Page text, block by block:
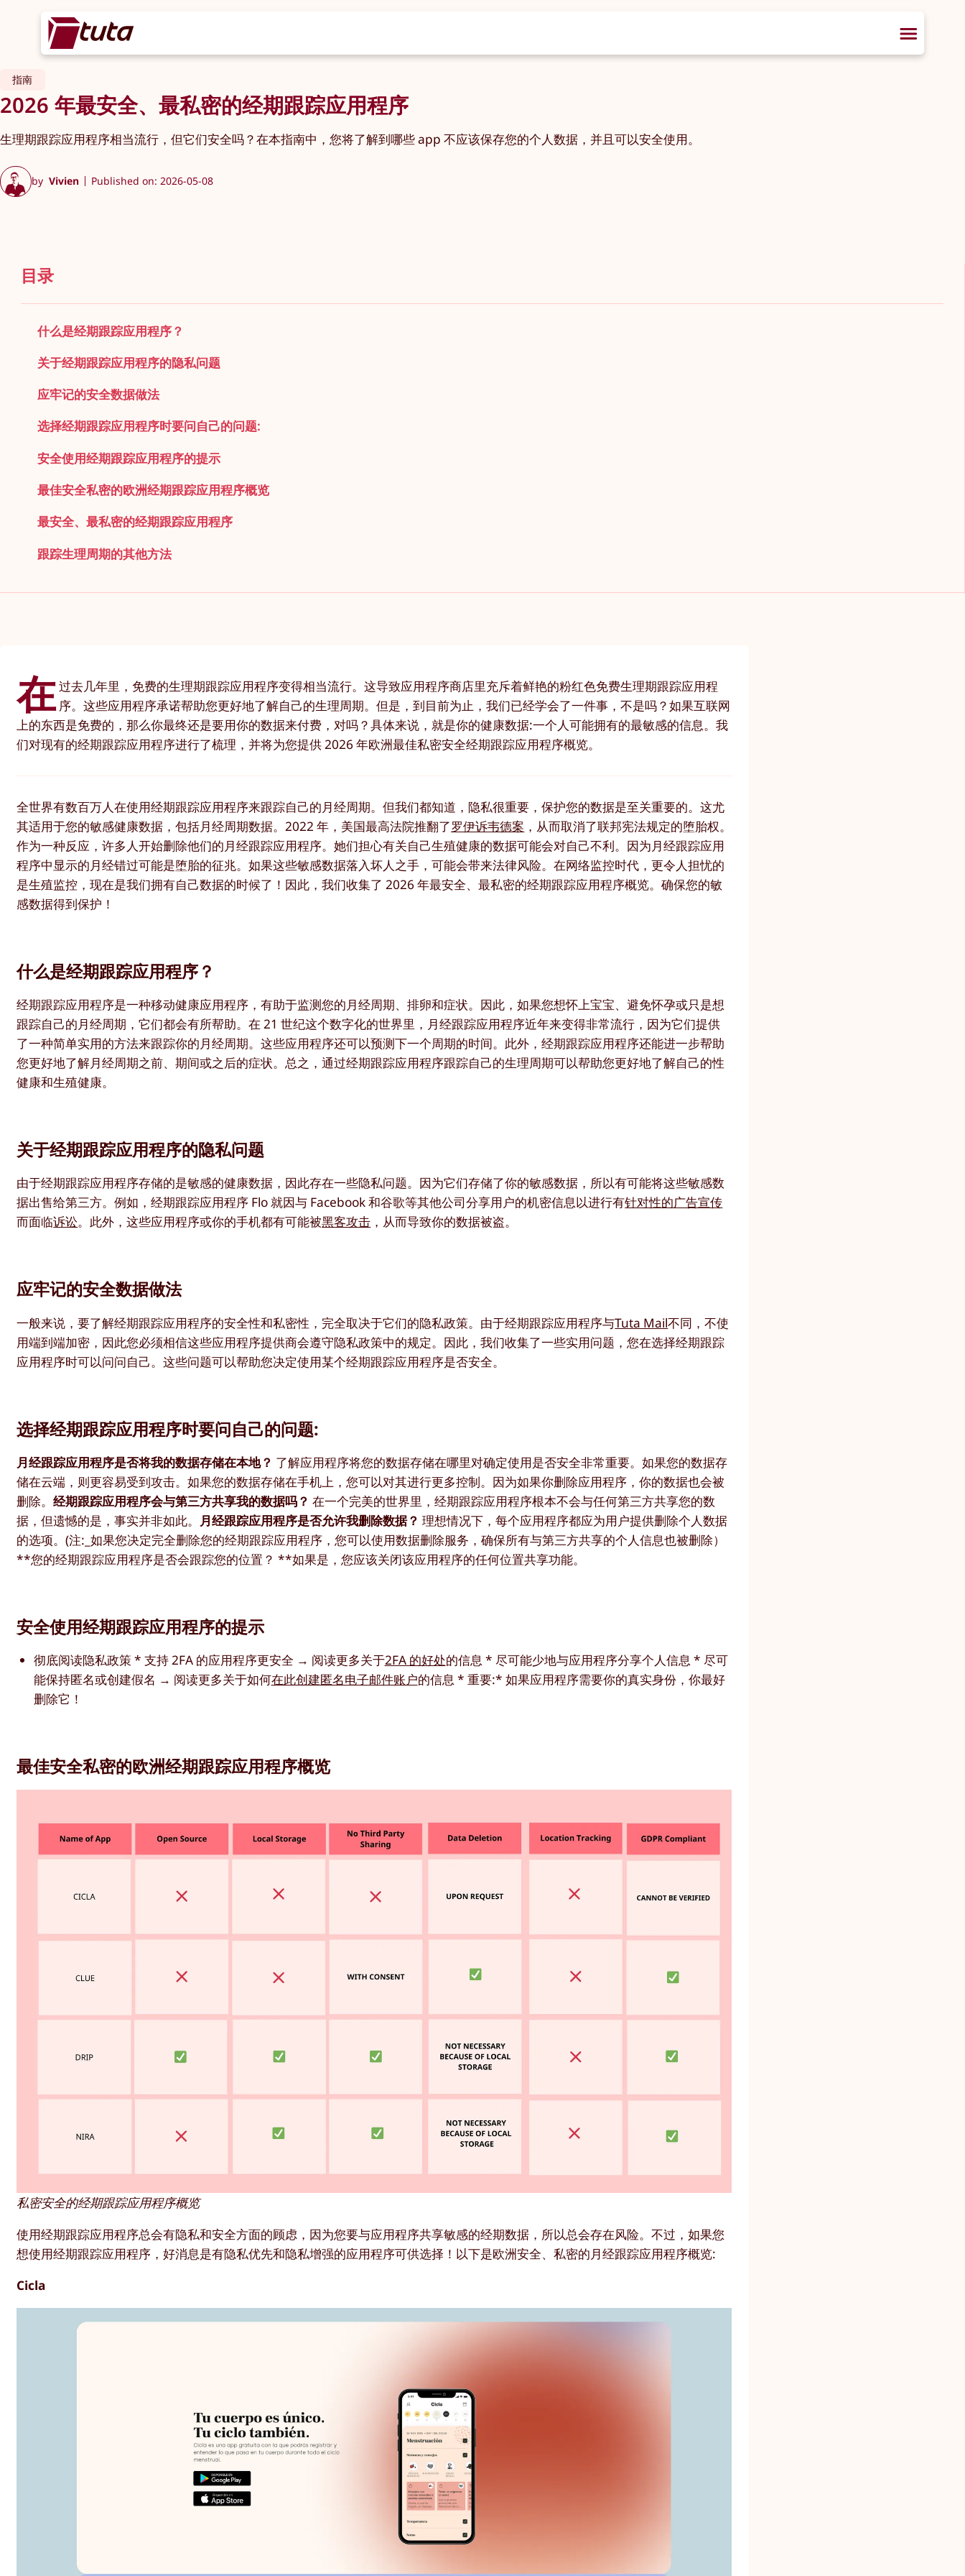
指南
2026 年最安全、最私密的经期跟踪应用程序
生理期跟踪应用程序相当流行，但它们安全吗？在本指南中，您将了解到哪些 app 不应该保存您的个人数据，并且可以安全使用。
by Vivien Published on: 2026-05-08
目录
什么是经期跟踪应用程序？
关于经期跟踪应用程序的隐私问题
应牢记的安全数据做法
选择经期跟踪应用程序时要问自己的问题:
安全使用经期跟踪应用程序的提示
最佳安全私密的欧洲经期跟踪应用程序概览
最安全、最私密的经期跟踪应用程序
跟踪生理周期的其他方法
在过去几年里，免费的生理期跟踪应用程序变得相当流行。这导致应用程序商店里充斥着鲜艳的粉红色免费生理期跟踪应用程
序。这些应用程序承诺帮助您更好地了解自己的生理周期。但是，到目前为止，我们已经学会了一件事，不是吗？如果互联网
上的东西是免费的，那么你最终还是要用你的数据来付费，对吗？具体来说，就是你的健康数据:一个人可能拥有的最敏感的信息。我
们对现有的经期跟踪应用程序进行了梳理，并将为您提供 2026 年欧洲最佳私密安全经期跟踪应用程序概览。
全世界有数百万人在使用经期跟踪应用程序来跟踪自己的月经周期。但我们都知道，隐私很重要，保护您的数据是至关重要的。这尤
其适用于您的敏感健康数据，包括月经周期数据。2022 年，美国最高法院推翻了罗伊诉韦德案 ，从而取消了联邦宪法规定的堕胎权。
作为一种反应，许多人开始删除他们的月经跟踪应用程序。她们担心有关自己生殖健康的数据可能会对自己不利。因为月经跟踪应用
程序中显示的月经错过可能是堕胎的征兆。如果这些敏感数据落入坏人之手，可能会带来法律风险。在网络监控时代，更令人担忧的
是生殖监控，现在是我们拥有自己数据的时候了！因此，我们收集了 2026 年最安全、最私密的经期跟踪应用程序概览。确保您的敏
感数据得到保护！
什么是经期跟踪应用程序？
经期跟踪应用程序是一种移动健康应用程序，有助于监测您的月经周期、排卵和症状。因此，如果您想怀上宝宝、避免怀孕或只是想
跟踪自己的月经周期，它们都会有所帮助。在 21 世纪这个数字化的世界里，月经跟踪应用程序近年来变得非常流行，因为它们提供
了一种简单实用的方法来跟踪你的月经周期。这些应用程序还可以预测下一个周期的时间。此外，经期跟踪应用程序还能进一步帮助
您更好地了解月经周期之前、期间或之后的症状。总之，通过经期跟踪应用程序跟踪自己的生理周期可以帮助您更好地了解自己的性
健康和生殖健康。
关于经期跟踪应用程序的隐私问题
由于经期跟踪应用程序存储的是敏感的健康数据，因此存在一些隐私问题。因为它们存储了你的敏感数据，所以有可能将这些敏感数
据出售给第三方。例如，经期跟踪应用程序 Flo 就因与 Facebook 和谷歌等其他公司分享用户的机密信息以进行有针对性的广告宣传
而面临诉讼。此外，这些应用程序或你的手机都有可能被黑客攻击 ，从而导致你的数据被盗。
应牢记的安全数据做法
一般来说，要了解经期跟踪应用程序的安全性和私密性，完全取决于它们的隐私政策。由于经期跟踪应用程序与Tuta Mail不同，不使
用端到端加密，因此您必须相信这些应用程序提供商会遵守隐私政策中的规定。因此，我们收集了一些实用问题，您在选择经期跟踪
应用程序时可以问问自己。这些问题可以帮助您决定使用某个经期跟踪应用程序是否安全。
选择经期跟踪应用程序时要问自己的问题:
月经跟踪应用程序是否将我的数据存储在本地？ 了解应用程序将您的数据存储在哪里对确定使用是否安全非常重要。如果您的数据存
储在云端，则更容易受到攻击。如果您的数据存储在手机上，您可以对其进行更多控制。因为如果你删除应用程序，你的数据也会被
删除。经期跟踪应用程序会与第三方共享我的数据吗？ 在一个完美的世界里，经期跟踪应用程序根本不会与任何第三方共享您的数
据，但遗憾的是，事实并非如此。 月经跟踪应用程序是否允许我删除数据？ 理想情况下，每个应用程序都应为用户提供删除个人数据
的选项。(注:_如果您决定完全删除您的经期跟踪应用程序，您可以使用数据删除服务，确保所有与第三方共享的个人信息也被删除）
**您的经期跟踪应用程序是否会跟踪您的位置？ **如果是，您应该关闭该应用程序的任何位置共享功能。
安全使用经期跟踪应用程序的提示
彻底阅读隐私政策 * 支持 2FA 的应用程序更安全 → 阅读更多关于2FA 的好处的信息 * 尽可能少地与应用程序分享个人信息 * 尽可
能保持匿名或创建假名 → 阅读更多关于如何在此创建匿名电子邮件账户的信息 * 重要:* 如果应用程序需要你的真实身份，你最好
删除它！
最佳安全私密的欧洲经期跟踪应用程序概览
私密安全的经期跟踪应用程序概览
使用经期跟踪应用程序总会有隐私和安全方面的顾虑，因为您要与应用程序共享敏感的经期数据，所以总会存在风险。不过，如果您
想使用经期跟踪应用程序，好消息是有隐私优先和隐私增强的应用程序可供选择！以下是欧洲安全、私密的月经跟踪应用程序概览:
Cicla